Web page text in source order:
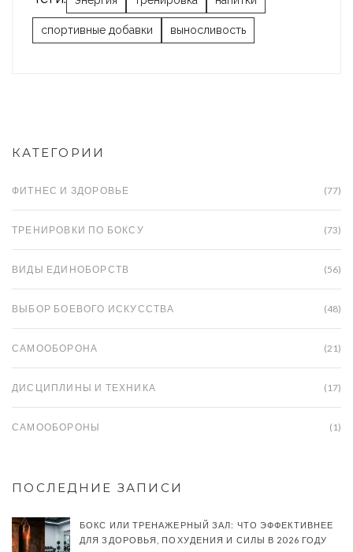
спортивные добавки выносливость
КАТЕГОРИИ
ФИТНЕС И ЗДОРОВЬЕ (77)
ТРЕНИРОВКИ ПО БОКСУ (73)
ВИДЫ ЕДИНОБОРСТВ (56)
ВЫБОР БОЕВОГО ИСКУССТВА (48)
САМООБОРОНА (21)
ДИСЦИПЛИНЫ И ТЕХНИКА (17)
САМООБОРОНЫ (1)
ПОСЛЕДНИЕ ЗАПИСИ
БОКС ИЛИ ТРЕНАЖЕРНЫЙ ЗАЛ: ЧТО ЭФФЕКТИВНЕЕ
ДЛЯ ЗДОРОВЬЯ, ПОХУДЕНИЯ И СИЛЫ В 2026 ГОДУ